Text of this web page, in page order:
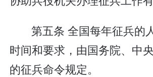
第五条 全国每年征兵的
时间和要求，由国务院、中
的征兵命令规定。